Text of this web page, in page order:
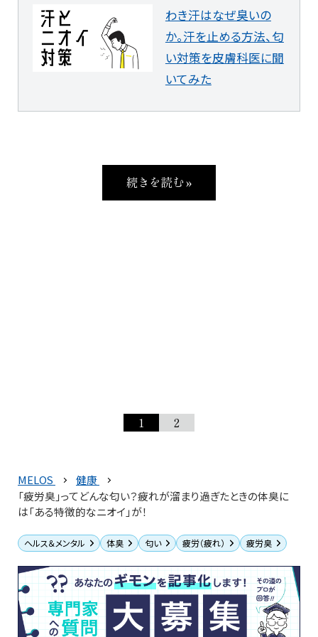
わき汗はなぜ臭いの
か。汗を止める方法、匂
い対策を皮膚科医に聞
いてみた
続きを読む »
1 2
MELOS
健康
「疲労臭」ってどんな匂い？疲れが溜まり過ぎたときの体臭に
は「ある特徴的なニオイ」が！
ヘルス＆メンタル 体臭 匂い 疲労（疲れ） 疲労臭